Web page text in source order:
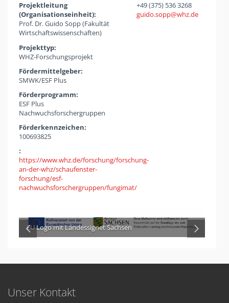
Projektleitung
(Organisationseinheit):
Prof. Dr. Guido Sopp (Fakultät
Wirtschaftswissenschaften)
Projekttyp:
WHZ-Forschungsprojekt
+49 (375) 536 3268
guido.sopp
whzde
Fördermittelgeber:
SMWK/ESF Plus
Förderprogramm:
ESF Plus
Nachwuchsforschergruppen
Förderkennzeichen:
100693825
:
https://www.whz.de/forschung/forschung-
an-der-whz/schaufenster-
forschung/esf-
nachwuchsforschergruppen/fungimat/
EU Logo mit Landessignet Sachsen
Unser Kontakt